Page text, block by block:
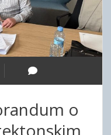
r
p
d
w
n
d
o
w
n
e
n
BAR I ULCINJ
ANDRIJEVICU, PLAV I
POLJE I MOJKOVAC
TIVAT, HERCEG NOVI I
ŠAVNIK I PLUŽINE
o